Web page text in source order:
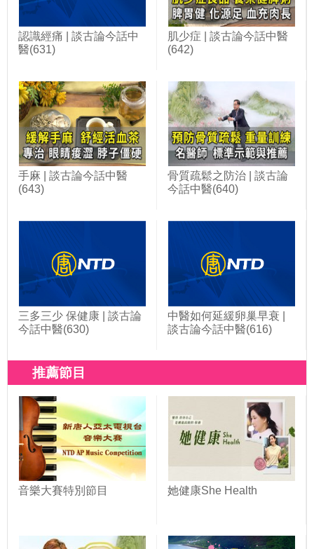
認識經痛 | 談古論今話中
醫(631)
肌少症 | 談古論今話中醫
(642)
手麻 | 談古論今話中醫
(643)
骨質疏鬆之防治 | 談古論
今話中醫(640)
三多三少 保健康 | 談古論
今話中醫(630)
中醫如何延緩卵巢早衰 |
談古論今話中醫(616)
推薦節目
音樂大賽特別節目 她健康She Health